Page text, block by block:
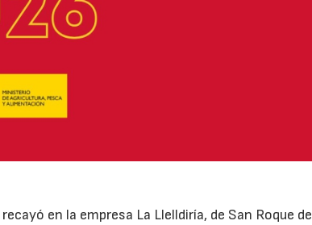
recayó en la empresa La Llelldiría, de San Roque de